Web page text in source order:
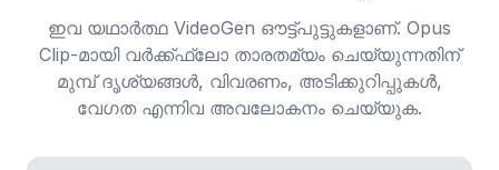
ഇവ യഥാർത്ഥ VideoGen ഔട്ട്‌പുട്ടുകളാണ്. Opus
Clip-മായി വർക്ക്ഫ്ലോ താരതമ്യം ചെയ്യുന്നതിന്
മുമ്പ് ദൃശ്യങ്ങൾ, വിവരണം, അടിക്കുറിപ്പുകൾ,
വേഗത എന്നിവ അവലോകനം ചെയ്യുക.